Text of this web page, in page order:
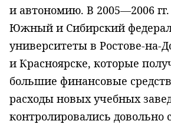
и автономию. В 2005—2006
Южный и Сибирский
университеты в Ростове-на-
и Красноярске, которые
большие финансовые
расходы новых учебных
контролировались довольно